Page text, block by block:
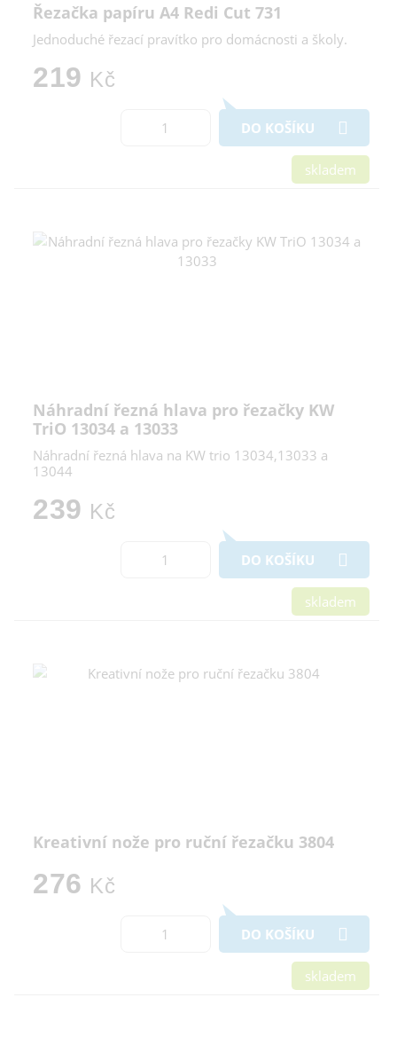
Řezačka papíru A4 Redi Cut 731
Jednoduché řezací pravítko pro domácnosti a školy.
219 Kč
DO KOŠÍKU
skladem
Náhradní řezná hlava pro řezačky KW
TriO 13034 a 13033
Náhradní řezná hlava na KW trio 13034,13033 a
13044
239 Kč
DO KOŠÍKU
skladem
Kreativní nože pro ruční řezačku 3804
276 Kč
DO KOŠÍKU
skladem